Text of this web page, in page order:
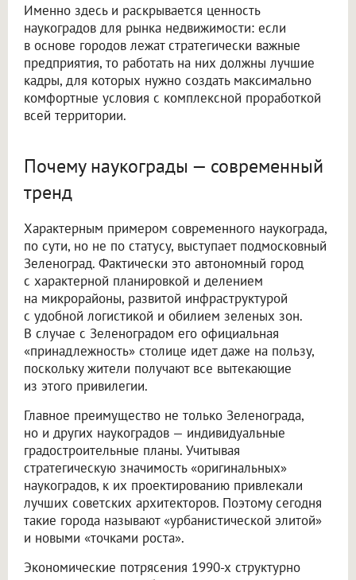
Именно здесь и раскрывается ценность
наукоградов для рынка недвижимости: если
в основе городов лежат стратегически важные
предприятия, то работать на них должны лучшие
кадры, для которых нужно создать максимально
комфортные условия с комплексной проработкой
всей территории.
Почему наукограды — современный
тренд
Характерным примером современного наукограда,
по сути, но не по статусу, выступает подмосковный
Зеленоград. Фактически это автономный город
с характерной планировкой и делением
на микрорайоны, развитой инфраструктурой
с удобной логистикой и обилием зеленых зон.
В случае с Зеленоградом его официальная
«принадлежность» столице идет даже на пользу,
поскольку жители получают все вытекающие
из этого привилегии.
Главное преимущество не только Зеленограда,
но и других наукоградов — индивидуальные
градостроительные планы. Учитывая
стратегическую значимость «оригинальных»
наукоградов, к их проектированию привлекали
лучших советских архитекторов. Поэтому сегодня
такие города называют «урбанистической элитой»
и новыми «точками роста».
Экономические потрясения 1990-х структурно